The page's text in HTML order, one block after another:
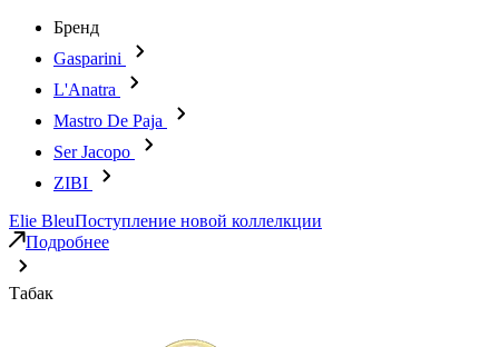
Бренд
Gasparini
L'Anatra
Mastro De Paja
Ser Jacopo
ZIBI
Elie BleuПоступление новой коллелкции
Подробнее
Табак